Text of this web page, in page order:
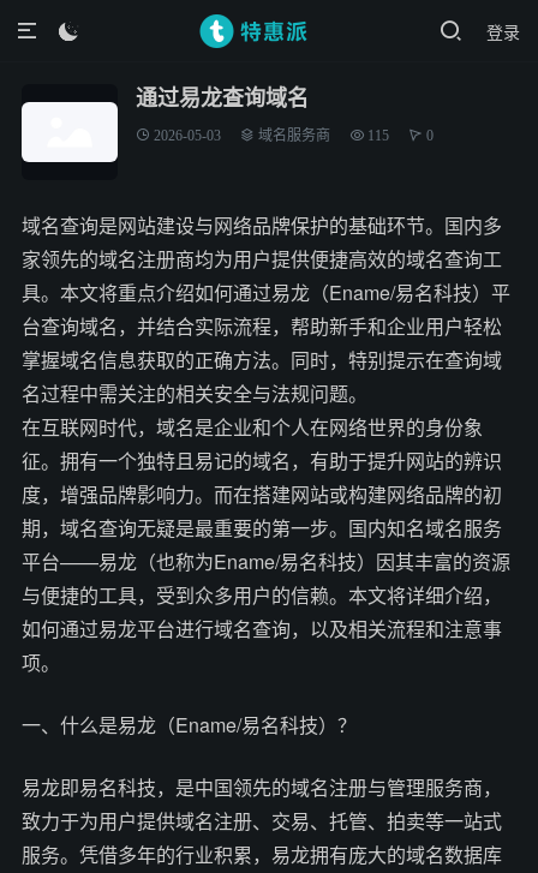
登录

通过易龙查询域名
2026-05-03 域名服务商 115 0
域名查询是网站建设与网络品牌保护的基础环节。国内多
家领先的域名注册商均为用户提供便捷高效的域名查询工
具。本文将重点介绍如何通过易龙（Ename/易名科技）平
台查询域名，并结合实际流程，帮助新手和企业用户轻松
掌握域名信息获取的正确方法。同时，特别提示在查询域
名过程中需关注的相关安全与法规问题。
在互联网时代，域名是企业和个人在网络世界的身份象
征。拥有一个独特且易记的域名，有助于提升网站的辨识
度，增强品牌影响力。而在搭建网站或构建网络品牌的初
期，域名查询无疑是最重要的第一步。国内知名域名服务
平台——易龙（也称为Ename/易名科技）因其丰富的资源
与便捷的工具，受到众多用户的信赖。本文将详细介绍，
如何通过易龙平台进行域名查询，以及相关流程和注意事
项。
一、什么是易龙（Ename/易名科技）？
易龙即易名科技，是中国领先的域名注册与管理服务商，
致力于为用户提供域名注册、交易、托管、拍卖等一站式
服务。凭借多年的行业积累，易龙拥有庞大的域名数据库